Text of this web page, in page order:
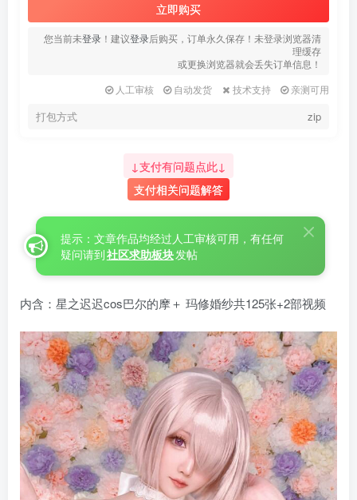
立即购买
您当前未登录 ！建议登录后购买，订单永久保存！未登录浏览器清
理缓存
或更换浏览器就会丢失订单信息！
人工审核
自动发货 技术支持 亲测可用
打包方式 zip
↓支付有问题点此↓
支付相关问题解答
提示：文章作品均经过人工审核可用，有任何
疑问请到社区求助板块发帖
内含：星之迟迟cos巴尔的摩＋ 玛修婚纱共125张+2部视频